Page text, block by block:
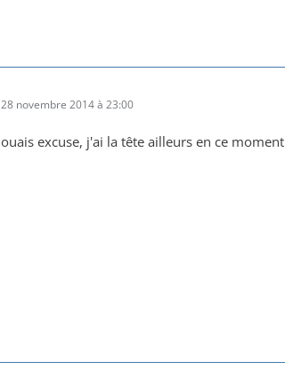
28 novembre 2014 à 23:00
ouais excuse, j'ai la tête ailleurs en ce moment